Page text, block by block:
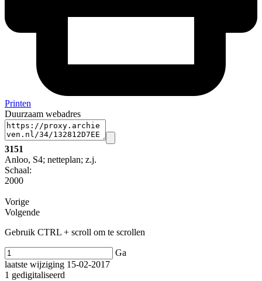
Printen
Duurzaam webadres
3151
Anloo, S4; netteplan; z.j.
Schaal:
2000
Vorige
Volgende
Gebruik CTRL + scroll om te scrollen
Ga
laatste wijziging 15-02-2017
1 gedigitaliseerd